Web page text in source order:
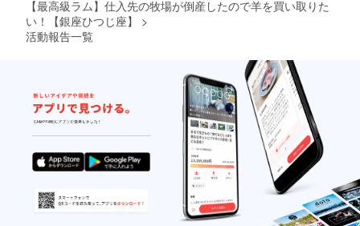
【最高級ラム】仕入先の牧場が倒産したので羊を買い取りた
い！【銀座ひつじ座】
>
活動報告一覧